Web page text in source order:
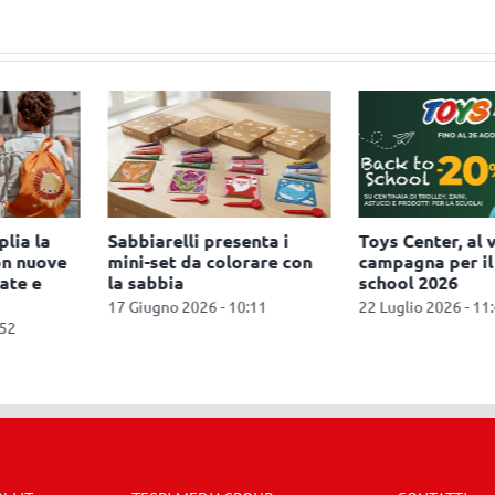
via la
il back to
Faba punta
sull’intrattenimento
screen-free per i viaggi
estivi
Hasbro
linea kidult
15 Luglio 2026 -